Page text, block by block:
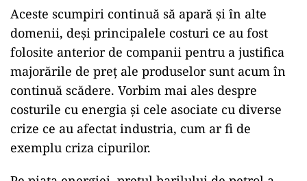
Aceste scumpiri continuă să apară și în alte
domenii, deși principalele costuri ce au fost
folosite anterior de companii pentru a justifica
majorările de preț ale produselor sunt acum în
continuă scădere. Vorbim mai ales despre
costurile cu energia și cele asociate cu diverse
crize ce au afectat industria, cum ar fi de
exemplu criza cipurilor.